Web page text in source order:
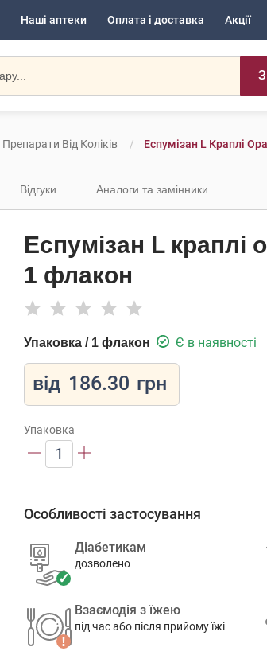
Наші аптеки Оплата і доставка Акції
Препарати Від Коліків Еспумізан L Краплі
Відгуки Аналоги та замінники
Еспумізан L краплі
1 флакон
Упаковка / 1 флакон Є в наявності
від 186.30 грн
Упаковка
1
Особливості застосування
Діабетикам
дозволено
Взаємодія з їжею
під час або після прийому їжі